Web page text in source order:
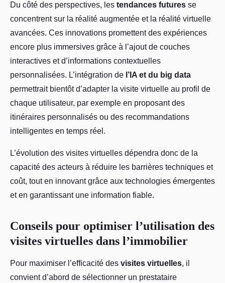
Du côté des perspectives, les tendances futures se
concentrent sur la réalité augmentée et la réalité virtuelle
avancées. Ces innovations promettent des expériences
encore plus immersives grâce à l’ajout de couches
interactives et d’informations contextuelles
personnalisées. L’intégration de l’IA et du big data
permettrait bientôt d’adapter la visite virtuelle au profil de
chaque utilisateur, par exemple en proposant des
itinéraires personnalisés ou des recommandations
intelligentes en temps réel.
L’évolution des visites virtuelles dépendra donc de la
capacité des acteurs à réduire les barrières techniques et
coût, tout en innovant grâce aux technologies émergentes
et en garantissant une information fiable.
Conseils pour optimiser l’utilisation des
visites virtuelles dans l’immobilier
Pour maximiser l’efficacité des visites virtuelles, il
convient d’abord de sélectionner un prestataire